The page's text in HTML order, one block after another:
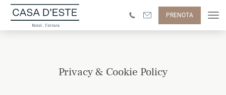
PRENOTA
Privacy & Cookie Policy